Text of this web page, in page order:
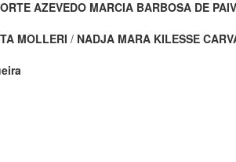
AZEVEDO MARCIA BARBOSA DE
MOLLERI / NADJA MARA KILESSE